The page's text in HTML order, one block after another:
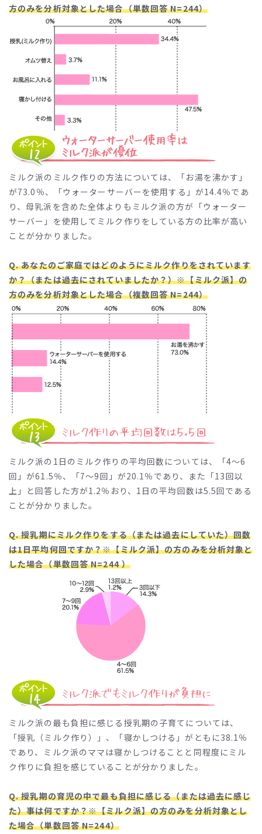
方のみを分析対象とした場合（単数回答 N=244）
ミルク派のミルク作りの方法については、「お湯を沸かす」
が73.0％、「ウォーターサーバーを使用する」が14.4％であ
り、母乳派を含めた全体よりもミルク派の方が「ウォーター
サーバー」を使用してミルク作りをしている方の比率が高い
ことが分かりました。
Q. あなたのご家庭ではどのようにミルク作りをされています
か？（または過去にされていましたか？）※【ミルク派】の
方のみを分析対象とした場合（複数回答 N=244）
ミルク派の1日のミルク作りの平均回数については、「4～6
回」が61.5％、「7～9回」が20.1％であり、また「13回以
上」と回答した方が1.2％おり、1日の平均回数は5.5回である
ことが分かりました。
Q. 授乳期にミルク作りをする（または過去にしていた）回数
は1日平均何回ですか？※【ミルク派】の方のみを分析対象と
した場合（単数回答 N=244 ）
ミルク派の最も負担に感じる授乳期の子育てについては、
「授乳（ミルク作り）」、「寝かしつける」がともに38.1％
であり、ミルク派のママは寝かしつけることと同程度にミル
ク作りに負担を感じていることが分かりました。
Q. 授乳期の育児の中で最も負担に感じる（または過去に感じ
た）事は何ですか？※【ミルク派】の方のみを分析対象とし
た場合（単数回答 N=244）